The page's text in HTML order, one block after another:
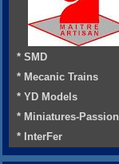
* SMD
* Mecanic Trains
* YD Models
* Miniatures-Passion
* InterFer